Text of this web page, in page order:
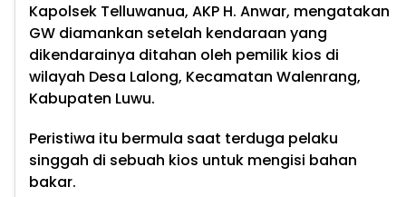
Kapolsek Telluwanua, AKP H. Anwar, mengatakan
GW diamankan setelah kendaraan yang
dikendarainya ditahan oleh pemilik kios di
wilayah Desa Lalong, Kecamatan Walenrang,
Kabupaten Luwu.
Peristiwa itu bermula saat terduga pelaku
singgah di sebuah kios untuk mengisi bahan
bakar.